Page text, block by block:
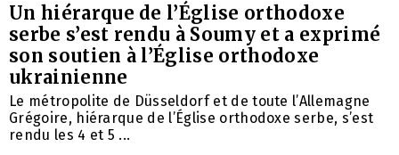
Un hiérarque de l’Église orthodoxe
serbe s’est rendu à Soumy et a exprimé
son soutien à l’Église orthodoxe
ukrainienne
Le métropolite de Düsseldorf et de toute l’Allemagne
Grégoire, hiérarque de l’Église orthodoxe serbe, s’est
rendu les 4 et 5 ...